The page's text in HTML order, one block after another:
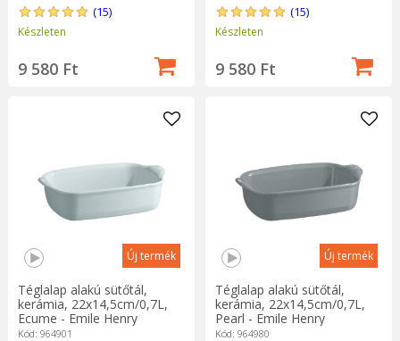
(15)
Készleten
9 580 Ft
(15)
Készleten
9 580 Ft
Új termék
Téglalap alakú sütőtál,
kerámia, 22x14,5cm/0,7L,
Ecume - Emile Henry
Kód: 964901
Új termék
Téglalap alakú sütőtál,
kerámia, 22x14,5cm/0,7L,
Pearl - Emile Henry
Kód: 964980